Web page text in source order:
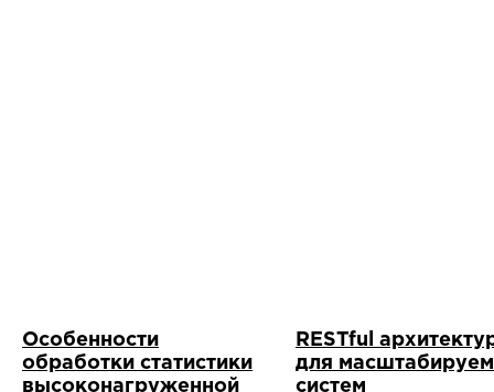
Особенности
обработки статистики
высоконагруженной
RESTful
для
систем